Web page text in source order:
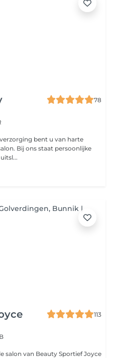
78
bent u van harte
Bij ons staat persoonlijke
uitsl...
113
salon van Beauty Sportief Joyce